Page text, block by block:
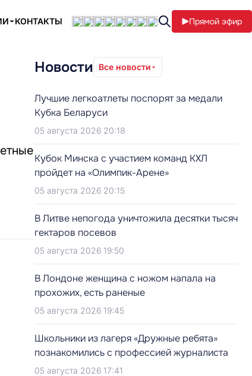
КОНТАКТЫ Прямой эфир
Новости Все новости
Лучшие легкоатлеты поспорят за медали
Кубка Беларуси
05 августа 2026 20:18
Кубок Минска с участием команд КХЛ
пройдет на «Олимпик-Арене»
05 августа 2026 20:15
В Литве непогода уничтожила десятки тысяч
гектаров посевов
05 августа 2026 19:50
В Лондоне женщина с ножом напала на
прохожих, есть раненые
05 августа 2026 19:45
Школьники из лагеря «Дружные ребята»
познакомились с профессией журналиста
05 августа 2026 17:41